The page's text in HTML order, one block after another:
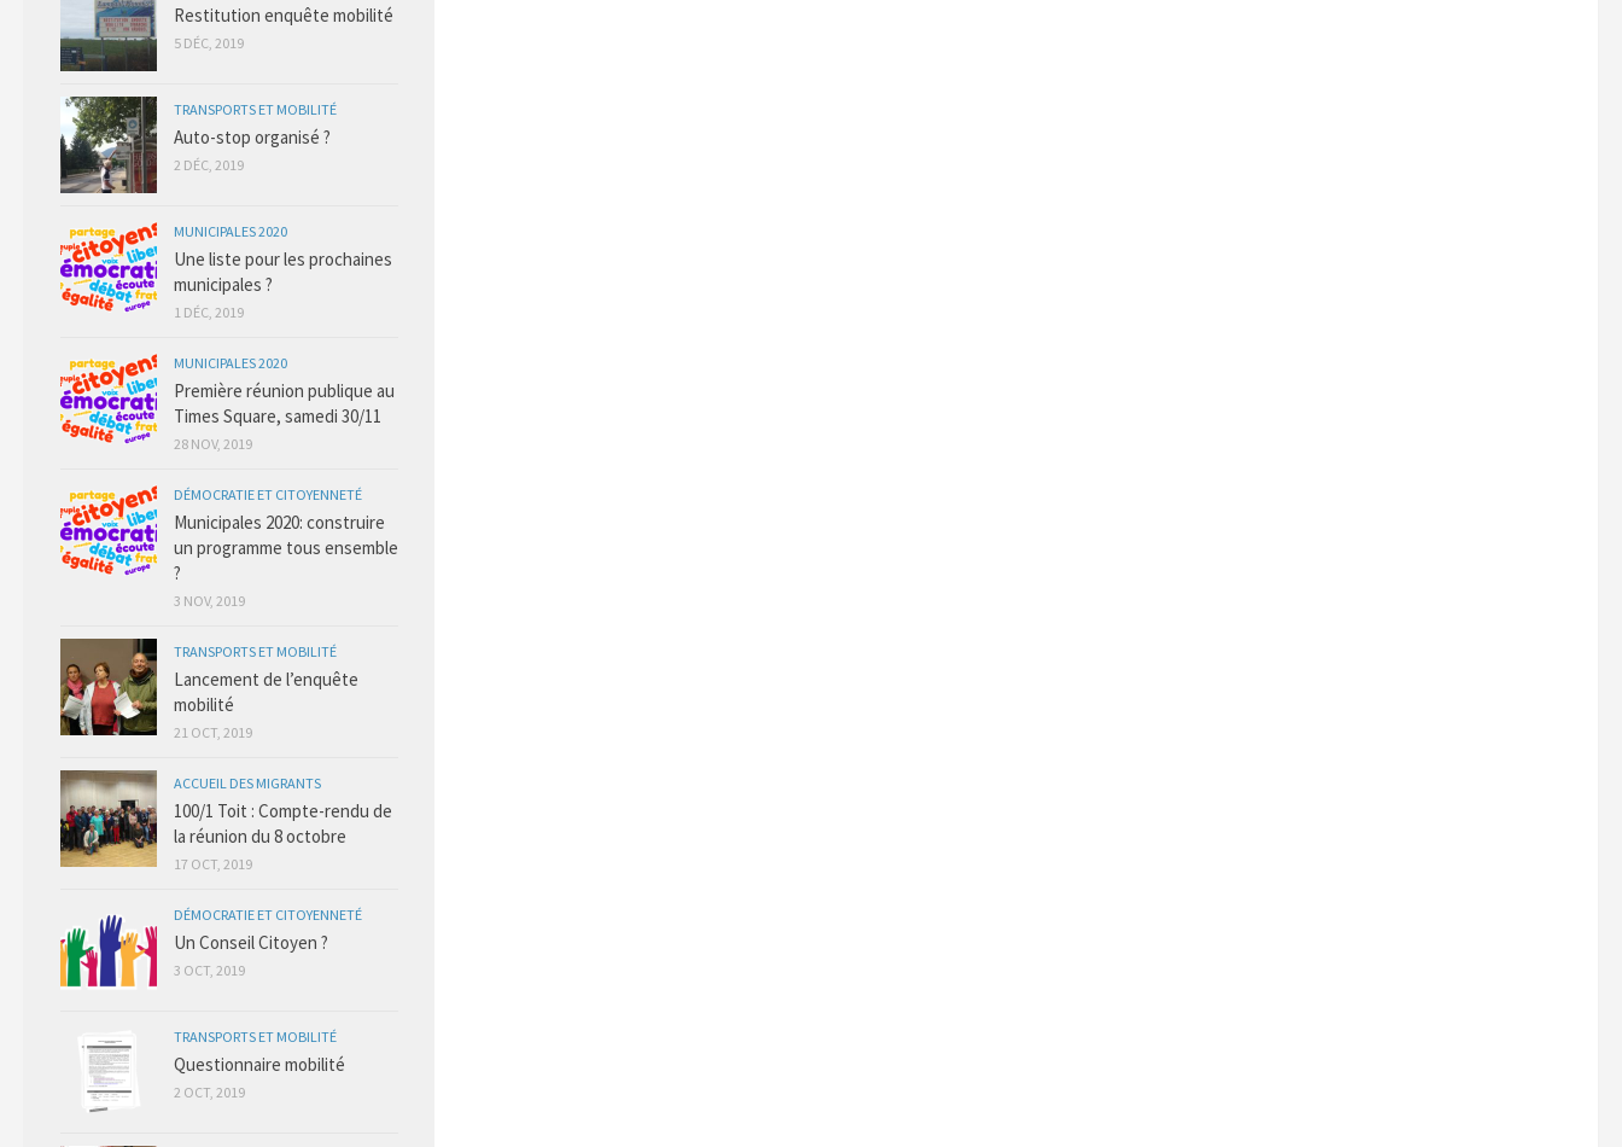
Restitution enquête mobilité
5 DÉC, 2019
TRANSPORTS ET MOBILITÉ
Auto-stop organisé ?
2 DÉC, 2019
MUNICIPALES 2020
Une liste pour les prochaines
municipales ?
1 DÉC, 2019
MUNICIPALES 2020
Première réunion publique au
Times Square, samedi 30/11
28 NOV, 2019
DÉMOCRATIE ET CITOYENNETÉ
Municipales 2020: construire
un programme tous ensemble
?
3 NOV, 2019
TRANSPORTS ET MOBILITÉ
Lancement de l’enquête
mobilité
21 OCT, 2019
ACCUEIL DES MIGRANTS
100/1 Toit : Compte-rendu de
la réunion du 8 octobre
17 OCT, 2019
DÉMOCRATIE ET CITOYENNETÉ
Un Conseil Citoyen ?
3 OCT, 2019
TRANSPORTS ET MOBILITÉ
Questionnaire mobilité
2 OCT, 2019